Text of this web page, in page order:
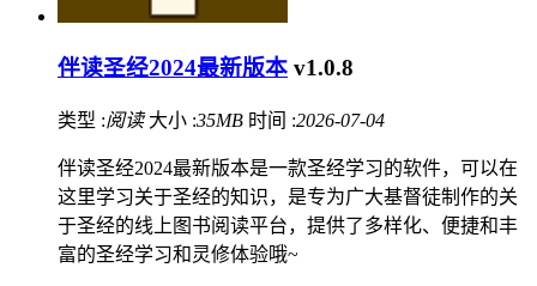
伴读圣经2024最新版本 v1.0.8
类型 :阅读 大小 :35MB 时间 :2026-07-04
伴读圣经2024最新版本是一款圣经学习的软件，可以在
这里学习关于圣经的知识，是专为广大基督徒制作的关
于圣经的线上图书阅读平台，提供了多样化、便捷和丰
富的圣经学习和灵修体验哦~